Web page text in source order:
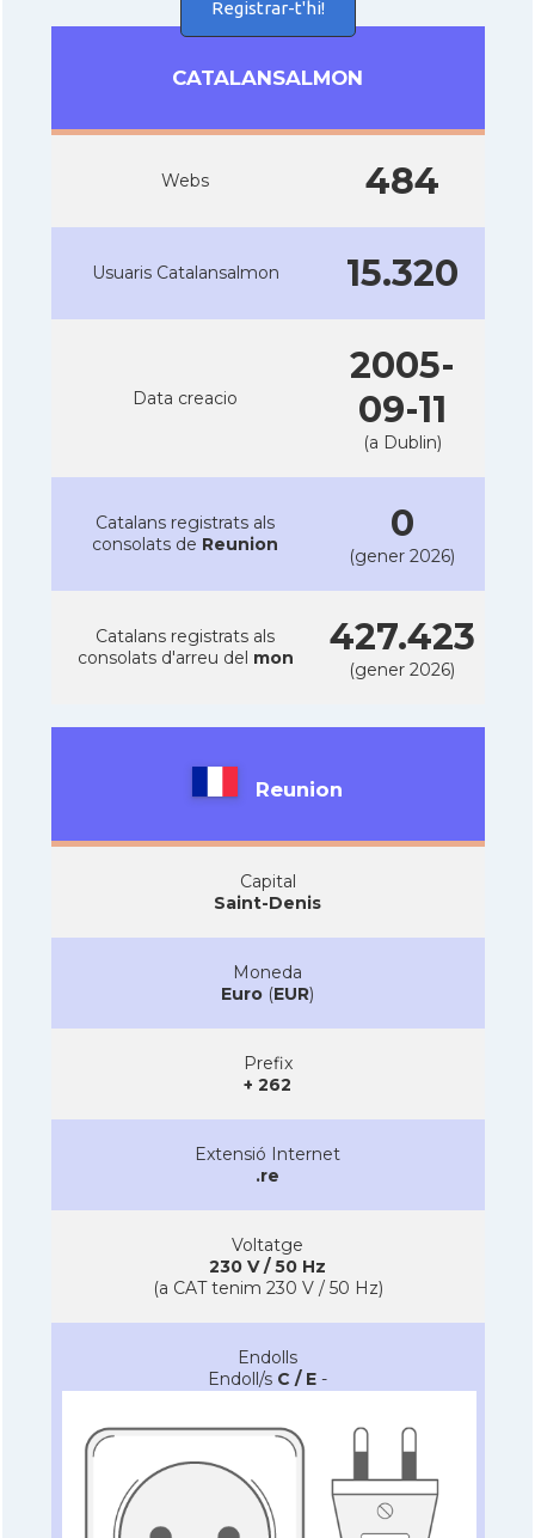
Registrar-t'hi!
CATALANSALMON
Webs 484
Usuaris Catalansalmon 15.320
Data creacio
2005-
09-11
(a Dublin)
Catalans registrats als
consolats de Reunion 0
(gener 2026)
Catalans registrats als
consolats d'arreu del mon 427.423
(gener 2026)
Reunion
Capital
Saint-Denis
Moneda
Euro (EUR)
Prefix
+ 262
Extensió Internet
.re
Voltatge
230 V / 50 Hz
(a CAT tenim 230 V / 50 Hz)
Endolls
Endoll/s C / E -